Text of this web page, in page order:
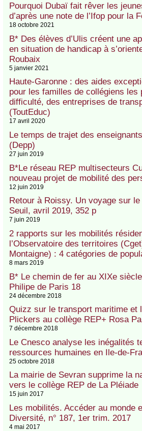
Pourquoi Dubaï fait rêver les
d’après une note de l’Ifop pour la
18 octobre 2021
B* Des élèves d’Ulis créent une
en situation de handicap à
Roubaix
5 janvier 2021
Haute-Garonne : des aides
pour les familles de collégiens
difficulté, des entreprises de
(ToutEduc)
17 avril 2020
Le temps de trajet des
(Depp)
27 juin 2019
B*Le réseau REP multisecteurs
nouveau projet de mobilité des
12 juin 2019
Retour à Roissy. Un voyage sur
Seuil, avril 2019, 352 p
7 juin 2019
2 rapports sur les mobilités
l’Observatoire des territoires
Montaigne) : 4 catégories de
8 mars 2019
B* Le chemin de fer au XIXe
Philipe de Paris 18
24 décembre 2018
Quizz sur le transport maritime et
Plickers au collège REP+ Rosa
7 décembre 2018
Le Cnesco analyse les inégalités
ressources humaines en Ile-de-
25 octobre 2018
La mairie de Sevran supprime la
vers le collège REP de La Pléiade
15 juin 2017
Les mobilités. Accéder au monde
Diversité, n° 187, 1er trim. 2017
4 mai 2017